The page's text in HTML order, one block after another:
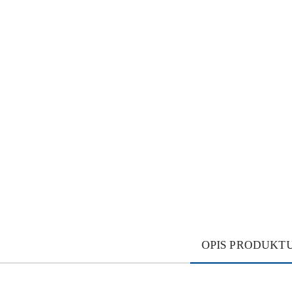
OPIS